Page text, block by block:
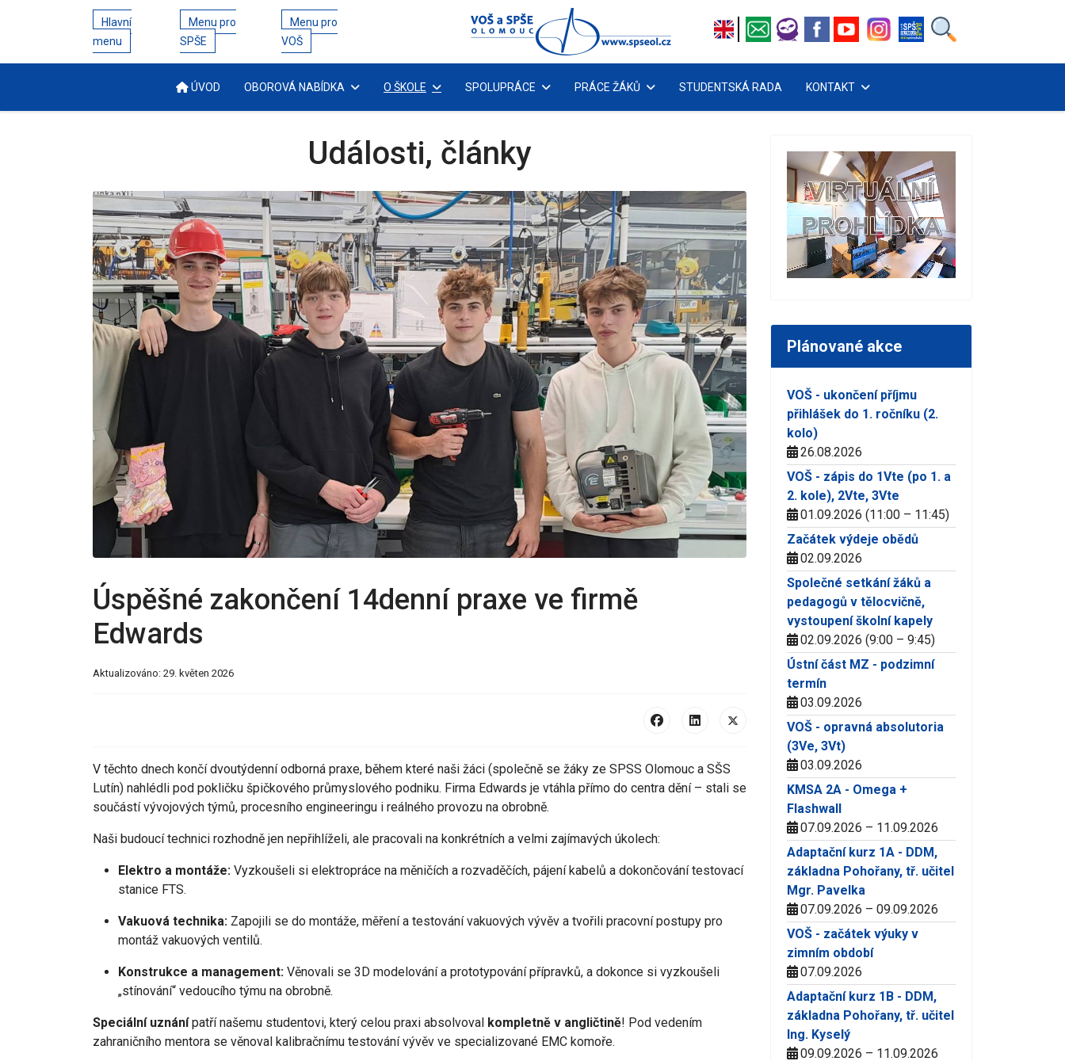
Hlavní
menu
Menu pro
SPŠE
Menu pro
VOŠ
ÚVOD OBOROVÁ NABÍDKA O ŠKOLE SPOLUPRÁCE PRÁCE ŽÁKŮ STUDENTSKÁ RADA KONTAKT
Události, články
Úspěšné zakončení 14denní praxe ve firmě
Edwards
Aktualizováno: 29. květen 2026
V těchto dnech končí dvoutýdenní odborná praxe, během které naši žáci (společně se žáky ze SPSS Olomouc a SŠS
Lutín) nahlédli pod pokličku špičkového průmyslového podniku. Firma Edwards je vtáhla přímo do centra dění – stali se
součástí vývojových týmů, procesního engineeringu i reálného provozu na obrobně.
Naši budoucí technici rozhodně jen nepřihlíželi, ale pracovali na konkrétních a velmi zajímavých úkolech:
Elektro a montáže: Vyzkoušeli si elektropráce na měničích a rozvaděčích, pájení kabelů a dokončování testovací
stanice FTS.
Vakuová technika: Zapojili se do montáže, měření a testování vakuových vývěv a tvořili pracovní postupy pro
montáž vakuových ventilů.
Konstrukce a management: Věnovali se 3D modelování a prototypování přípravků, a dokonce si vyzkoušeli
„stínování“ vedoucího týmu na obrobně.
Speciální uznánípatří našemu studentovi, který celou praxi absolvoval kompletně v angličtině! Pod vedením
zahraničního mentora se věnoval kalibračnímu testování vývěv ve specializované EMC komoře.
Plánované akce
VOŠ - ukončení příjmu
přihlášek do 1. ročníku (2.
kolo)
26.08.2026
VOŠ - zápis do 1Vte (po 1. a
2. kole), 2Vte, 3Vte
01.09.2026 (11:00 – 11:45)
Začátek výdeje obědů
02.09.2026
Společné setkání žáků a
pedagogů v tělocvičně,
vystoupení školní kapely
02.09.2026 (9:00 – 9:45)
Ústní část MZ - podzimní
termín
03.09.2026
VOŠ - opravná absolutoria
(3Ve, 3Vt)
03.09.2026
KMSA 2A - Omega +
Flashwall
07.09.2026 – 11.09.2026
Adaptační kurz 1A - DDM,
základna Pohořany, tř. učitel
Mgr. Pavelka
07.09.2026 – 09.09.2026
VOŠ - začátek výuky v
zimním období
07.09.2026
Adaptační kurz 1B - DDM,
základna Pohořany, tř. učitel
Ing. Kyselý
09.09.2026 – 11.09.2026